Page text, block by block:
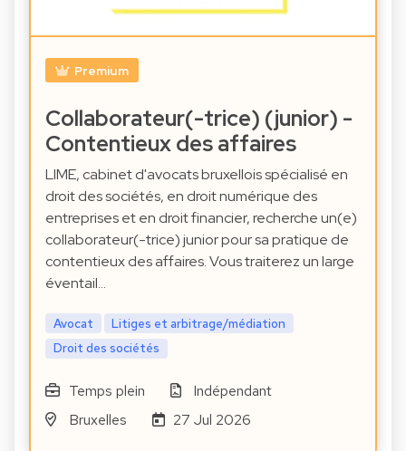
Premium
Collaborateur(-trice) (junior) -
Contentieux des affaires
LIME, cabinet d'avocats bruxellois spécialisé en
droit des sociétés, en droit numérique des
entreprises et en droit financier, recherche un(e)
collaborateur(-trice) junior pour sa pratique de
contentieux des affaires. Vous traiterez un large
éventail…
Avocat
Litiges et arbitrage/médiation
Droit des sociétés
Temps plein
Indépendant
Bruxelles
27 Jul 2026